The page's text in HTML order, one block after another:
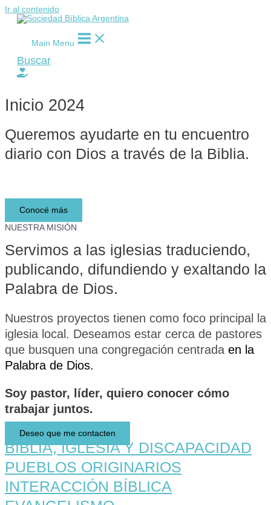
Ir al contenido
Main Menu
Buscar
Inicio 2024
Queremos ayudarte en tu encuentro
diario con Dios a través de la Biblia.​
Conocé más
NUESTRA MISIÓN
Servimos a las iglesias traduciendo,
publicando, difundiendo y exaltando la
Palabra de Dios.
Nuestros proyectos tienen como foco principal la
iglesia local. Deseamos estar cerca de pastores
que busquen una congregación centrada en la
Palabra de Dios.
Soy pastor, líder, quiero conocer cómo
trabajar juntos.
Deseo que me contacten
BIBLIA, IGLESIA Y DISCAPACIDAD
PUEBLOS ORIGINARIOS
INTERACCIÓN BÍBLICA